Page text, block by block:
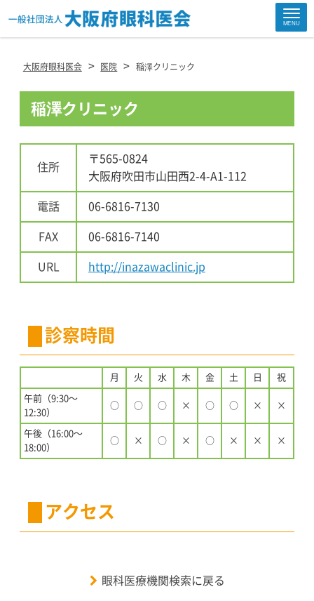
MENU
大阪府眼科医会 > 医院 > 稲澤クリニック
稲澤クリニック
住所
〒565-0824
大阪府吹田市山田西2-4-A1-112
電話 06-6816-7130
FAX 06-6816-7140
URL http://inazawaclinic.jp
診察時間
月 火 水 木 金 土 日 祝
午前（9:30〜
12:30）
○ ○ ○ × ○ ○ × ×
午後（16:00〜
18:00）
○ × ○ × ○ × × ×
アクセス
眼科医療機関検索に戻る
Site
Footer